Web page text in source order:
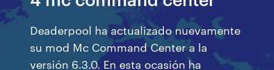
Deaderpool ha actualizado nuevamente
su mod Mc Command Center a la
versión 6.3.0. En esta ocasión ha